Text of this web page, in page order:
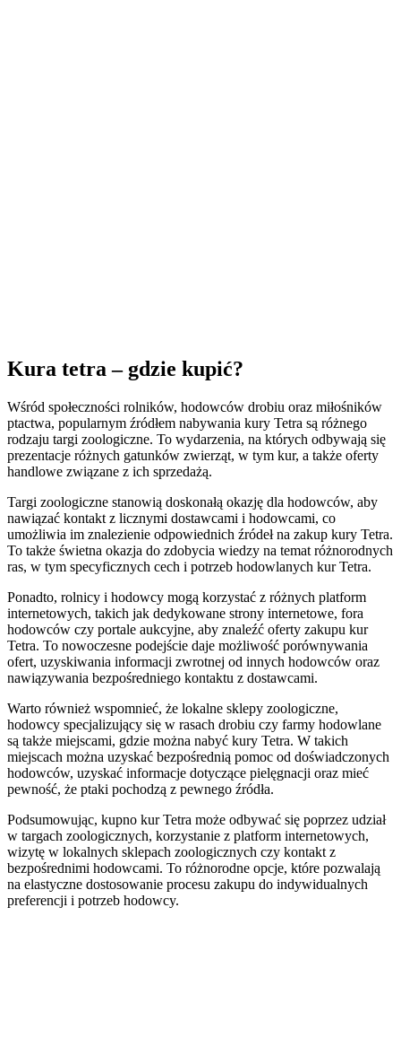
Kura tetra – gdzie kupić?
Wśród społeczności rolników, hodowców drobiu oraz miłośników
ptactwa, popularnym źródłem nabywania kury Tetra są różnego
rodzaju targi zoologiczne. To wydarzenia, na których odbywają się
prezentacje różnych gatunków zwierząt, w tym kur, a także oferty
handlowe związane z ich sprzedażą.
Targi zoologiczne stanowią doskonałą okazję dla hodowców, aby
nawiązać kontakt z licznymi dostawcami i hodowcami, co
umożliwia im znalezienie odpowiednich źródeł na zakup kury Tetra.
To także świetna okazja do zdobycia wiedzy na temat różnorodnych
ras, w tym specyficznych cech i potrzeb hodowlanych kur Tetra.
Ponadto, rolnicy i hodowcy mogą korzystać z różnych platform
internetowych, takich jak dedykowane strony internetowe, fora
hodowców czy portale aukcyjne, aby znaleźć oferty zakupu kur
Tetra. To nowoczesne podejście daje możliwość porównywania
ofert, uzyskiwania informacji zwrotnej od innych hodowców oraz
nawiązywania bezpośredniego kontaktu z dostawcami.
Warto również wspomnieć, że lokalne sklepy zoologiczne,
hodowcy specjalizujący się w rasach drobiu czy farmy hodowlane
są także miejscami, gdzie można nabyć kury Tetra. W takich
miejscach można uzyskać bezpośrednią pomoc od doświadczonych
hodowców, uzyskać informacje dotyczące pielęgnacji oraz mieć
pewność, że ptaki pochodzą z pewnego źródła.
Podsumowując, kupno kur Tetra może odbywać się poprzez udział
w targach zoologicznych, korzystanie z platform internetowych,
wizytę w lokalnych sklepach zoologicznych czy kontakt z
bezpośrednimi hodowcami. To różnorodne opcje, które pozwalają
na elastyczne dostosowanie procesu zakupu do indywidualnych
preferencji i potrzeb hodowcy.